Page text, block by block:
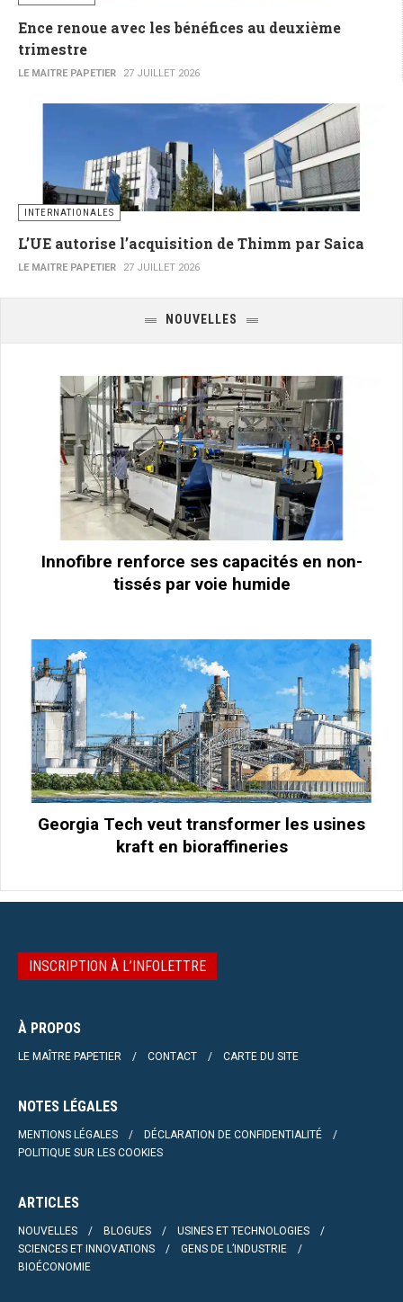
Ence renoue avec les bénéfices au deuxième
trimestre
LE MAITRE PAPETIER 27 JUILLET 2026
INTERNATIONALES
L’UE autorise l’acquisition de Thimm par Saica
LE MAITRE PAPETIER 27 JUILLET 2026
NOUVELLES
Innofibre renforce ses capacités en non-
tissés par voie humide
Georgia Tech veut transformer les usines
kraft en bioraffineries
INSCRIPTION À L’INFOLETTRE
À PROPOS
LE MAÎTRE PAPETIER CONTACT CARTE DU SITE
NOTES LÉGALES
MENTIONS LÉGALES
DÉCLARATION DE CONFIDENTIALITÉ
POLITIQUE SUR LES COOKIES
ARTICLES
NOUVELLES BLOGUES
USINES ET TECHNOLOGIES
SCIENCES ET INNOVATIONS
GENS DE L’INDUSTRIE
BIOÉCONOMIE